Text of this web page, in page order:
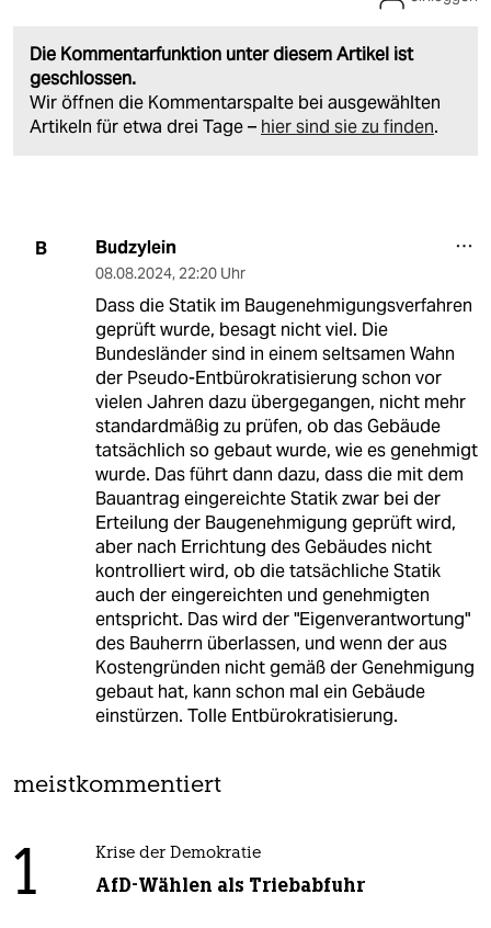
Die Kommentarfunktion unter diesem Artikel ist
geschlossen.
Wir öffnen die Kommentarspalte bei ausgewählten
Artikeln für etwa drei Tage – hier sind sie zu finden.
B Budzylein
08.08.2024, 22:20 Uhr
Dass die Statik im Baugenehmigungsverfahren
geprüft wurde, besagt nicht viel. Die
Bundesländer sind in einem seltsamen Wahn
der Pseudo-Entbürokratisierung schon vor
vielen Jahren dazu übergegangen, nicht mehr
standardmäßig zu prüfen, ob das Gebäude
tatsächlich so gebaut wurde, wie es genehmigt
wurde. Das führt dann dazu, dass die mit dem
Bauantrag eingereichte Statik zwar bei der
Erteilung der Baugenehmigung geprüft wird,
aber nach Errichtung des Gebäudes nicht
kontrolliert wird, ob die tatsächliche Statik
auch der eingereichten und genehmigten
entspricht. Das wird der "Eigenverantwortung"
des Bauherrn überlassen, und wenn der aus
Kostengründen nicht gemäß der Genehmigung
gebaut hat, kann schon mal ein Gebäude
einstürzen. Tolle Entbürokratisierung.
meistkommentiert
1 Krise der Demokratie
AfD-Wählen als Triebabfuhr